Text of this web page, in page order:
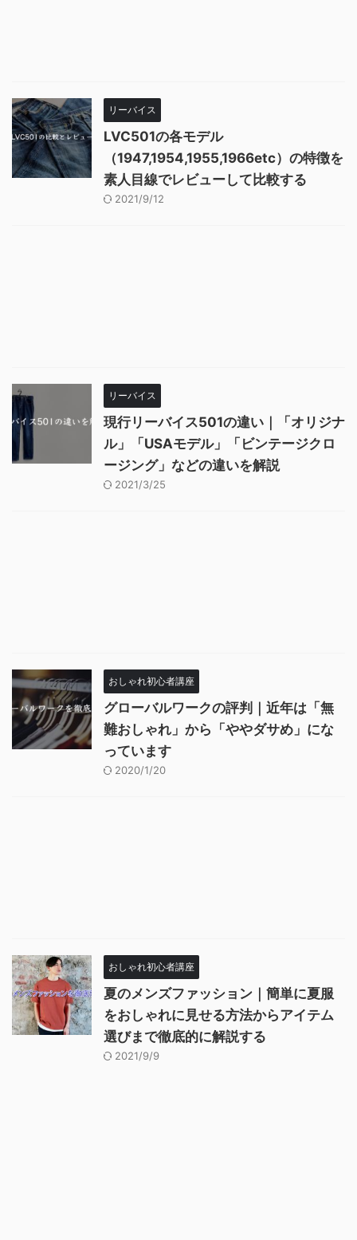
リーバイス
LVC501の各モデル
（1947,1954,1955,1966etc）の特徴を
素人目線でレビューして比較する
2021/9/12
リーバイス
現行リーバイス501の違い｜「オリジナ
ル」「USAモデル」「ビンテージクロ
ージング」などの違いを解説
2021/3/25
おしゃれ初心者講座
グローバルワークの評判｜近年は「無
難おしゃれ」から「ややダサめ」にな
っています
2020/1/20
おしゃれ初心者講座
夏のメンズファッション｜簡単に夏服
をおしゃれに見せる方法からアイテム
選びまで徹底的に解説する
2021/9/9